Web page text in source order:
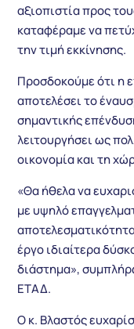
αξιοπιστία προς
καταφέραμε να
την τιμή εκκίνησης.
Προσδοκούμε ότι η
αποτελέσει το
σημαντικής
λειτουργήσει ως
οικονομία και τη
«Θα ήθελα να
με υψηλό
έργο ιδιαίτερα
διάστημα»,
ΕΤΑΔ.
Ο κ. Βλαστός